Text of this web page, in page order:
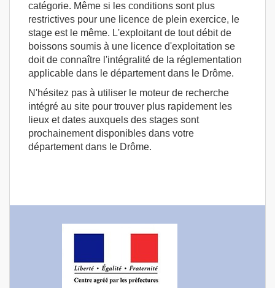
catégorie. Même si les conditions sont plus
restrictives pour une licence de plein exercice, le
stage est le même. L'exploitant de tout débit de
boissons soumis à une licence d'exploitation se
doit de connaître l'intégralité de la réglementation
applicable dans le département dans le Drôme.
N'hésitez pas à utiliser le moteur de recherche
intégré au site pour trouver plus rapidement les
lieux et dates auxquels des stages sont
prochainement disponibles dans votre
département dans le Drôme.